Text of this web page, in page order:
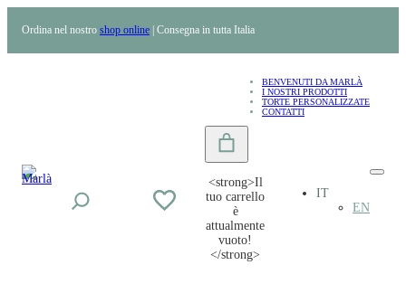
Ordina nel nostro shop online | Consegna in tutta Italia
BENVENUTI DA MARLÀ
I NOSTRI PRODOTTI
TORTE PERSONALIZZATE
CONTATTI
<strong>Il
tuo carrello
è
attualmente
vuoto!
</strong>
IT
EN